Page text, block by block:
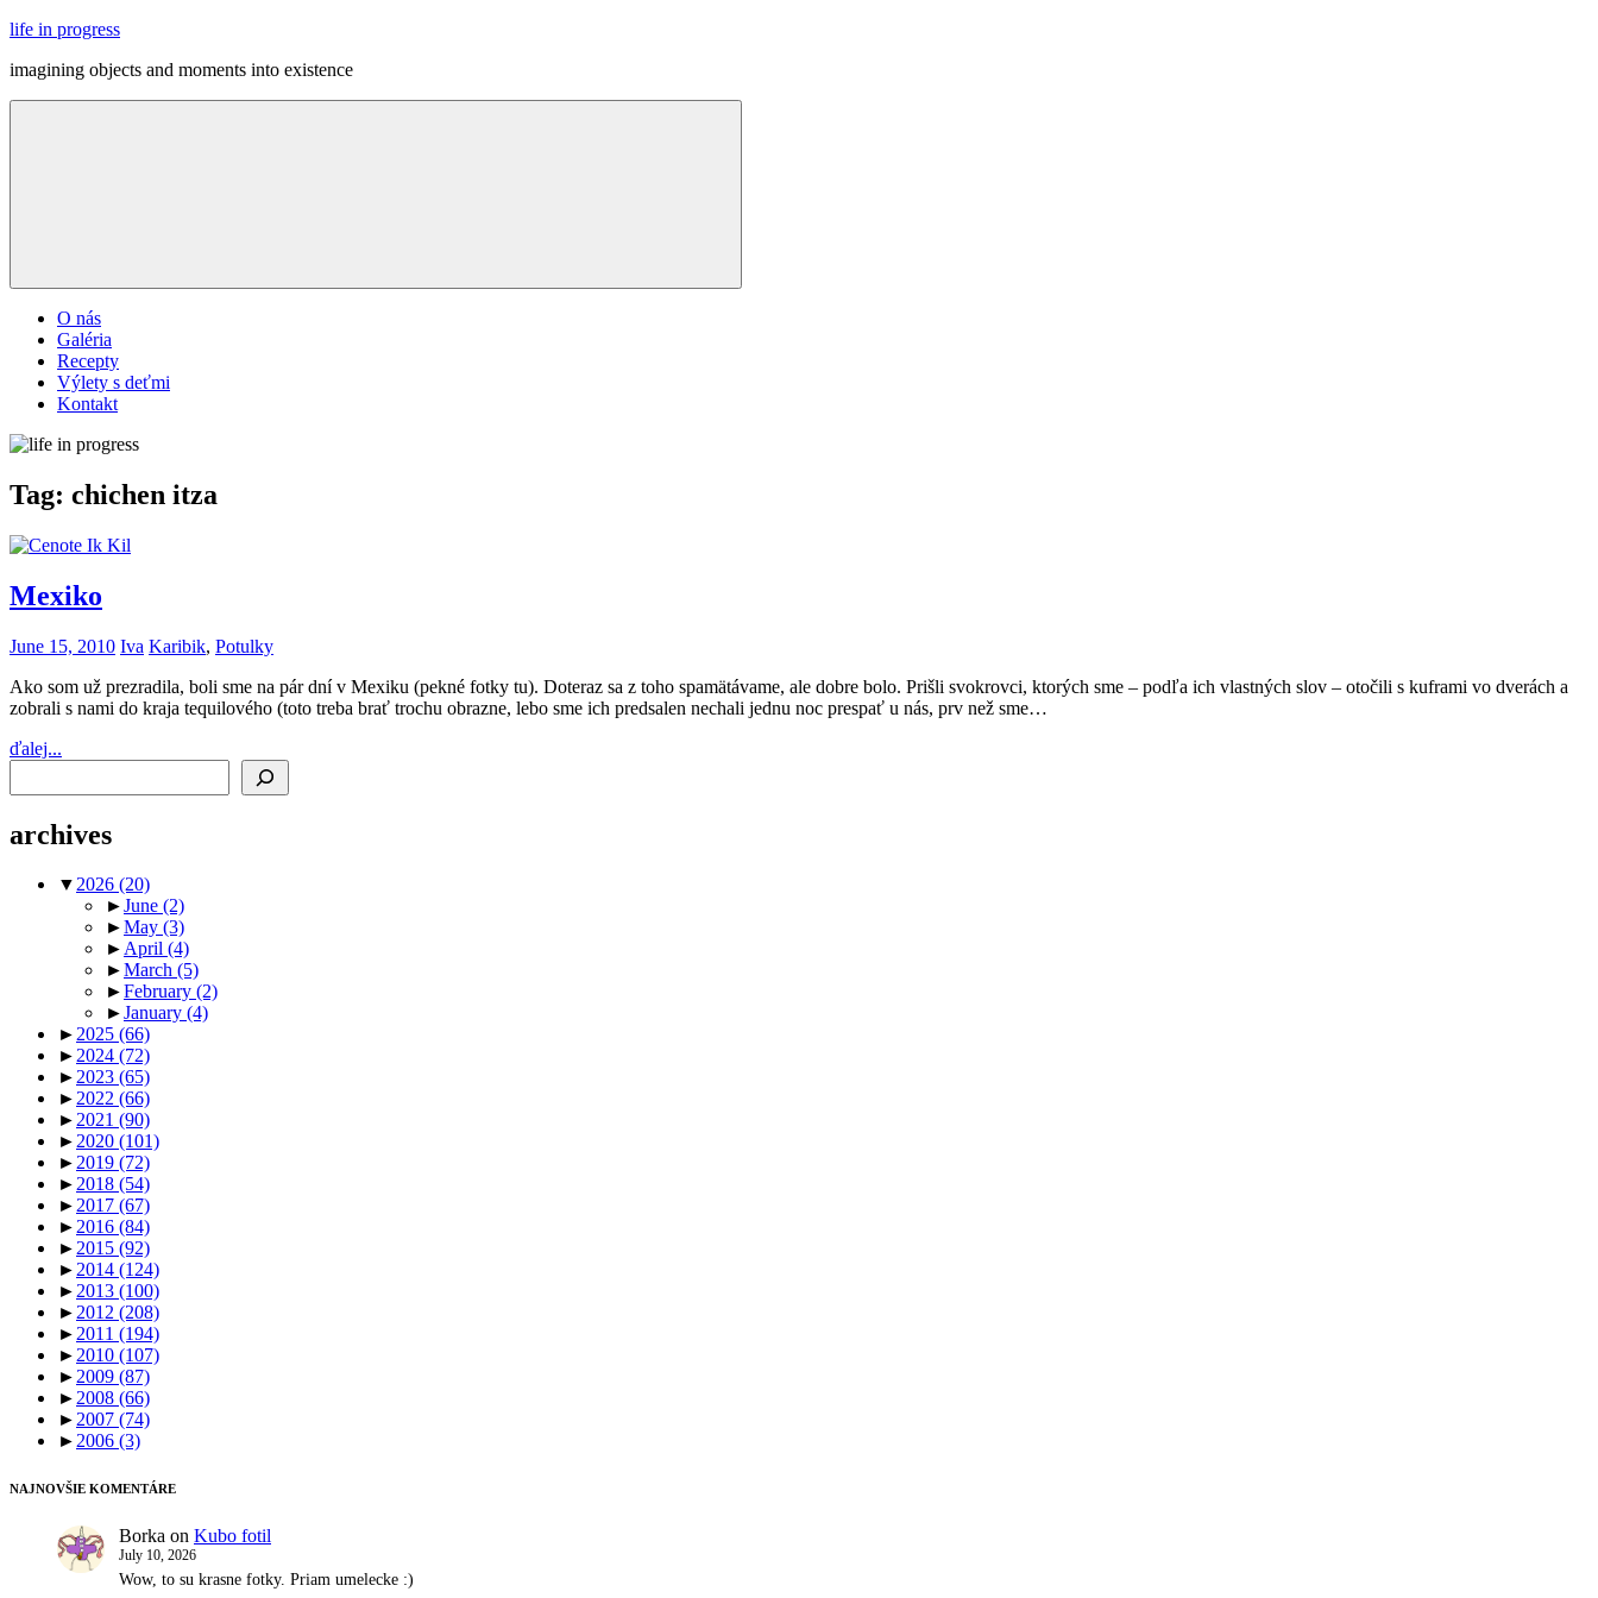
Skip
content
life in progress
imagining objects and moments into existence
Menu
O nás
Galéria
Recepty
Výlety s deťmi
Kontakt
Tag: chichen itza
Mexiko
June 15, 2010 Iva Karibik, Potulky
Ako som už prezradila, boli sme na pár dní v Mexiku (pekné fotky tu). Doteraz sa z toho spamätávame, ale dobre bolo. Prišli svokrovci, ktorých sme – podľa ich vlastných slov – otočili s kuframi vo dverách a
zobrali s nami do kraja tequilového (toto treba brať trochu obrazne, lebo sme ich predsalen nechali jednu noc prespať u nás, prv než sme…
ďalej...
archives
▼2026 (20)
►June (2)
►May (3)
►April (4)
►March (5)
►February (2)
►January (4)
►2025 (66)
►2024 (72)
►2023 (65)
►2022 (66)
►2021 (90)
►2020 (101)
►2019 (72)
►2018 (54)
►2017 (67)
►2016 (84)
►2015 (92)
►2014 (124)
►2013 (100)
►2012 (208)
►2011 (194)
►2010 (107)
►2009 (87)
►2008 (66)
►2007 (74)
►2006 (3)
NAJNOVŠIE KOMENTÁRE
Borka on Kubo fotil
July 10, 2026
Wow, to su krasne fotky. Priam umelecke :)